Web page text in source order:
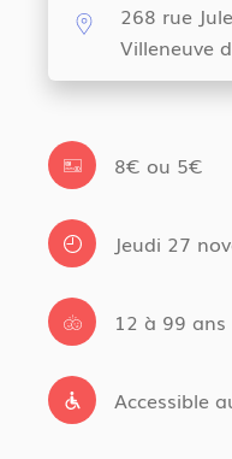
268 rue
Villeneuve
8€ ou 5€
Jeudi 27
12 à 99 ans
Accessible